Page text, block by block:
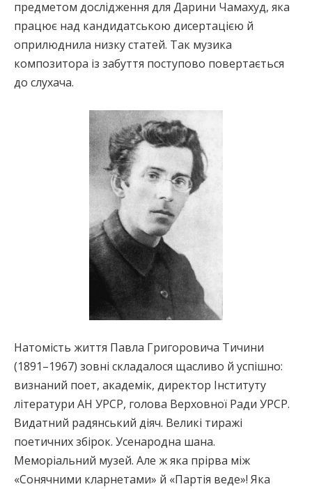
предметом дослідження для Дарини Чамахуд, яка
працює над кандидатською дисертацією й
оприлюднила низку статей. Так музика
композитора із забуття поступово повертається
до слухача.
Натомість життя Павла Григоровича Тичини
(1891–1967) зовні складалося щасливо й успішно:
визнаний поет, академік, директор Інституту
літератури АН УРСР, голова Верховної Ради УРСР.
Видатний радянський діяч. Великі тиражі
поетичних збірок. Усенародна шана.
Меморіальний музей. Але ж яка прірва між
«Сонячними кларнетами» й «Партія веде»! Яка